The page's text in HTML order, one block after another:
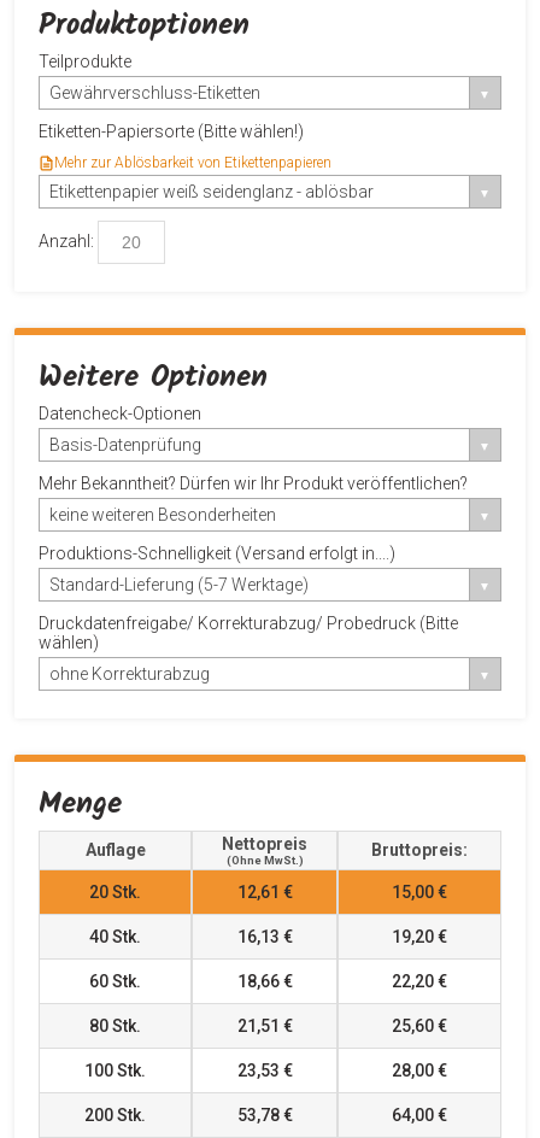
Produktoptionen
Teilprodukte
Gewährverschluss-Etiketten
Etiketten-Papiersorte (Bitte wählen!)
Mehr zur Ablösbarkeit von Etikettenpapieren
Etikettenpapier weiß seidenglanz - ablösbar
Anzahl:
Weitere Optionen
Datencheck-Optionen
Basis-Datenprüfung
Mehr Bekanntheit? Dürfen wir Ihr Produkt veröffentlichen?
keine weiteren Besonderheiten
Produktions-Schnelligkeit (Versand erfolgt in....)
Standard-Lieferung (5-7 Werktage)
Druckdatenfreigabe/ Korrekturabzug/ Probedruck (Bitte
wählen)
ohne Korrekturabzug
Menge
Auflage Nettopreis
(ohne MwSt.)
Bruttopreis:
20Stk. 12,61 € 15,00 €
40Stk. 16,13 € 19,20 €
60Stk. 18,66 € 22,20 €
80Stk. 21,51 € 25,60 €
100Stk. 23,53 € 28,00 €
200Stk. 53,78 € 64,00 €